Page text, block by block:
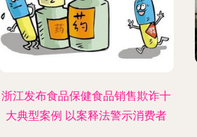
浙江发布食品保健食品销售欺诈十
大典型案例 以案释法警示消费者